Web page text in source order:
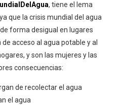
, tiene el lema
que la crisis mundial del agua
forma desigual en lugares
acceso al agua potable y al
y son las mujeres y las
consecuencias:
de recolectar el agua
el agua